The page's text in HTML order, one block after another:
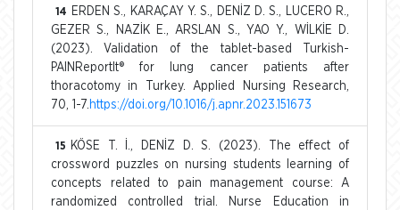
14
ERDEN S., KARAÇAY Y. S., DENİZ D. S., LUCERO R.,
GEZER S., NAZİK E., ARSLAN S., YAO Y., WİLKİE D.
(2023). Validation of the tablet-based Turkish-
PAINReportIt® for lung cancer patients after
thoracotomy in Turkey. Applied Nursing Research,
70, 1-7. https://doi.org/10.1016/j.apnr.2023.151673
15
KÖSE T. İ., DENİZ D. S. (2023). The effect of
crossword puzzles on nursing students learning of
concepts related to pain management course: A
randomized controlled trial. Nurse Education in